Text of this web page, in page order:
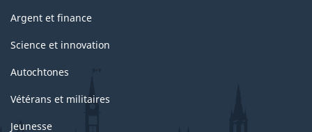
Argent et finance
Science et innovation
Autochtones
Vétérans et militaires
Jeunesse